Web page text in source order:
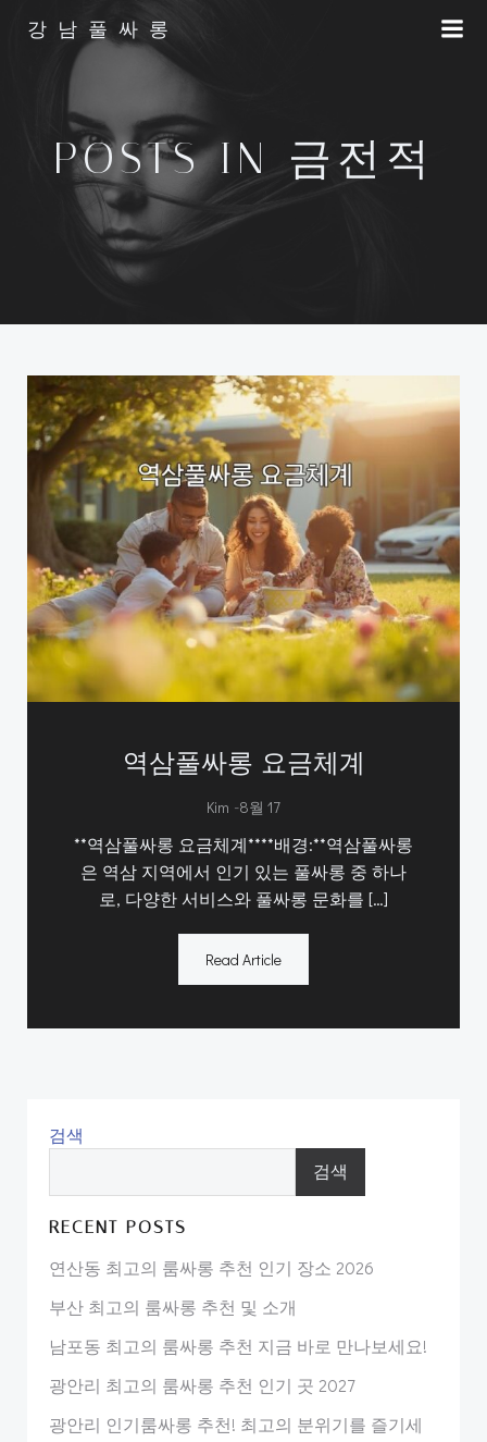
강남풀싸롱
POSTS IN 금전적
역삼풀싸롱 요금체계
Kim -8월 17
**역삼풀싸롱 요금체계****배경:**역삼풀싸롱
은 역삼 지역에서 인기 있는 풀싸롱 중 하나
로, 다양한 서비스와 풀싸롱 문화를 […]
Read Article
검색
검색
RECENT POSTS
연산동 최고의 룸싸롱 추천 인기 장소 2026
부산 최고의 룸싸롱 추천 및 소개
남포동 최고의 룸싸롱 추천 지금 바로 만나보세요!
광안리 최고의 룸싸롱 추천 인기 곳 2027
광안리 인기룸싸롱 추천! 최고의 분위기를 즐기세